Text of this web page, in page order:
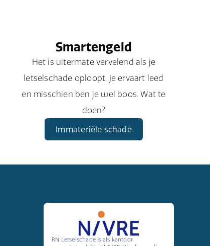
Smartengeld
Het is uitermate vervelend als je
letselschade oploopt. Je ervaart leed
en misschien ben je wel boos. Wat te
doen?
Immateriële schade
RN Letselschade is als kantoor